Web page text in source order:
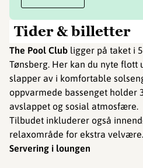
Tider & billetter
The Pool Club ligger på taket i
Tønsberg. Her kan du nyte flott
slapper av i komfortable
oppvarmede bassenget holder
avslappet og sosial atmosfære.
Tilbudet inkluderer også
relaxområde for ekstra velvære.
Servering i loungen